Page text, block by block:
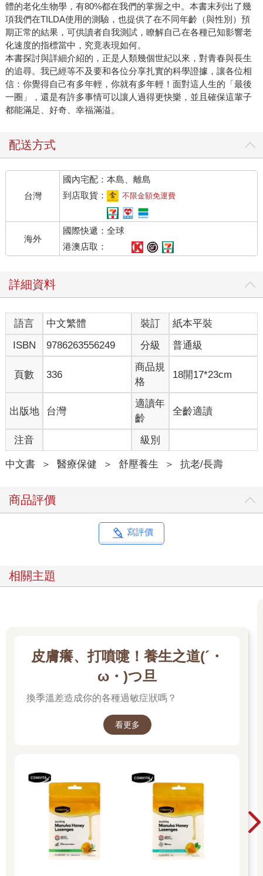
體的老化生物學，有80%都在我們的掌握之中。本書末列出了幾
項我們在TILDA使用的測驗，也提供了在不同年齡（與性別）預
期正常的結果，可供讀者自我測試，瞭解自己在各種已知影響老
化速度的指標當中，究竟表現如何。
本書探討與詳細介紹的，正是人類幾個世紀以來，對青春與長生
的追尋。我已經等不及要和各位分享扎實的科學證據，讓各位相
信：你覺得自己有多年輕，你就有多年輕！面對這人生的「最後
一圈」，還是有許多事情可以讓人過得更快樂，並且確保這輩子
都能滿足、好奇、幸福滿溢。
配送方式
台灣
國內宅配：本島、離島
到店取貨：
不限金額免運費
海外
國際快遞：全球
港澳店取：
詳細資料
語言 中文繁體 裝訂
紙本平裝
ISBN
9786263556249 分級 普通級
頁數 336
商品規
格
18開17*23cm
出版地 台灣
適讀年
齡
全齡適讀
注音 級別
中文書 ＞ 醫療保健 ＞ 舒壓養生 ＞ 抗老/長壽
商品評價
寫評價
相關主題
皮膚癢、打噴嚏！養生之道(´・
ω・)つ旦
換季溫差造成你的各種過敏症狀嗎？
看更多